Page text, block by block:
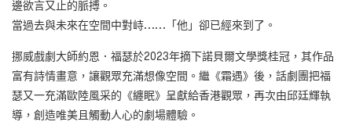
邊欲言又止的脈搏。
當過去與未來在空間中對峙……「他」卻已經來到了。
挪威戲劇大師約恩．福瑟於2023年摘下諾貝爾文學獎桂冠，其作品
富有詩情畫意，讓觀眾充滿想像空間。繼《霜遇》後，話劇團把福
瑟又一充滿歐陸風采的《纏眠》呈獻給香港觀眾，再次由邱廷輝執
導，創造唯美且觸動人心的劇場體驗。